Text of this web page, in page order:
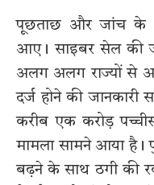
पूछताछ और जांच के
आए। साइबर सेल की
अलग अलग राज्यों से
दर्ज होने की
करीब एक करोड़
मामला सामने आया
बढ़ने के साथ ठगी की